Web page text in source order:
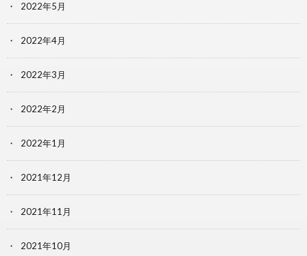
2022年5月
2022年4月
2022年3月
2022年2月
2022年1月
2021年12月
2021年11月
2021年10月